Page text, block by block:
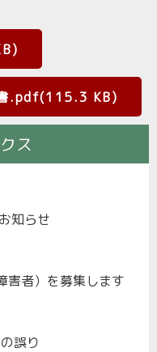
.pdf(115.3 KB)
ス
知らせ
害者）を募集します
誤り